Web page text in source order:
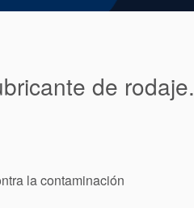
de rodaje.
la contaminación